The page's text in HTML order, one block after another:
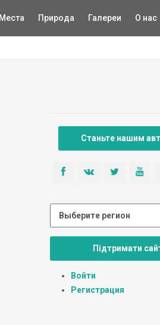
Места Природа Галереи О нас
Станьте нашим
Підтримати
Войти
Регистрация